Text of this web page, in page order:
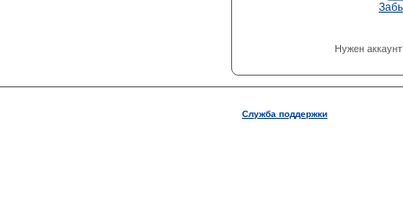
Нужен
Служба поддержки